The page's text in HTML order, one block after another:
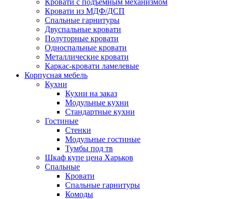
Кровати из МДФ/ДСП
Спальные гарнитуры
Двуспальные кровати
Полуторные кровати
Односпальные кровати
Металлические кровати
Каркас-кровати ламелевые
Корпусная мебель
Кухни
Кухни на заказ
Модульные кухни
Стандартные кухни
Гостиные
Стенки
Модульные гостиные
Тумбы под тв
Шкаф купе цена Харьков
Спальные
Кровати
Спальные гарнитуры
Комоды